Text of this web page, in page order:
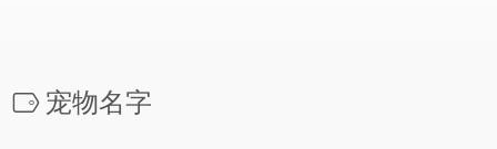
宠物名字